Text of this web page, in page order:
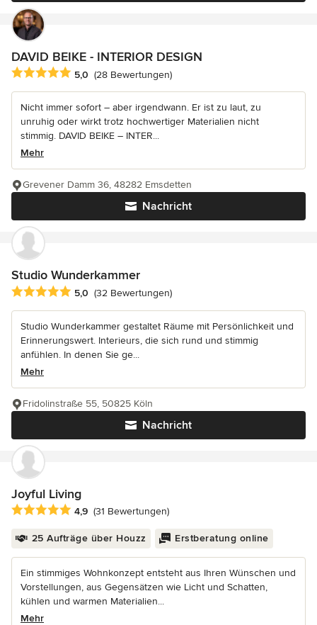
DAVID BEIKE - INTERIOR DESIGN
Durchschnittliche Bewertung: 5 von 5 Sternen
5,0 (28 Bewertungen)
Nicht immer sofort – aber irgendwann. Er ist zu laut, zu
unruhig oder wirkt trotz hochwertiger Materialien nicht
stimmig. DAVID BEIKE – INTER...
Mehr
Nachricht
Grevener Damm 36, 48282 Emsdetten
Studio Wunderkammer
Durchschnittliche Bewertung: 5 von 5 Sternen
5,0 (32 Bewertungen)
Studio Wunderkammer gestaltet Räume mit Persönlichkeit und
Erinnerungswert. Interieurs, die sich rund und stimmig
anfühlen. In denen Sie ge...
Mehr
Nachricht
Fridolinstraße 55, 50825 Köln
Joyful Living
Durchschnittliche Bewertung: 4.9 von 5 Sternen
4,9 (31 Bewertungen)
25 Aufträge über Houzz Erstberatung online
Ein stimmiges Wohnkonzept entsteht aus Ihren Wünschen und
Vorstellungen, aus Gegensätzen wie Licht und Schatten,
kühlen und warmen Materialien...
Mehr